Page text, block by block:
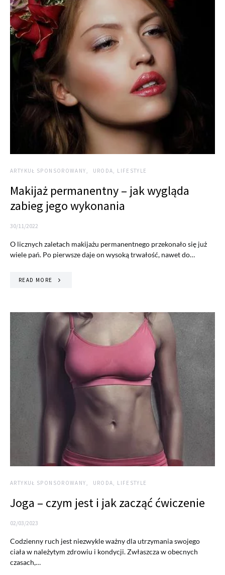
ARTYKUŁ SPONSOROWANY URODA, LIFESTYLE
Makijaż permanentny – jak wygląda
zabieg jego wykonania
30/11/2022
O licznych zaletach makijażu permanentnego przekonało się już
wiele pań. Po pierwsze daje on wysoką trwałość, nawet do…
READ MORE
ARTYKUŁ SPONSOROWANY URODA, LIFESTYLE
Joga – czym jest i jak zacząć ćwiczenie
02/03/2023
Codzienny ruch jest niezwykle ważny dla utrzymania swojego
ciała w należytym zdrowiu i kondycji. Zwłaszcza w obecnych
czasach,…